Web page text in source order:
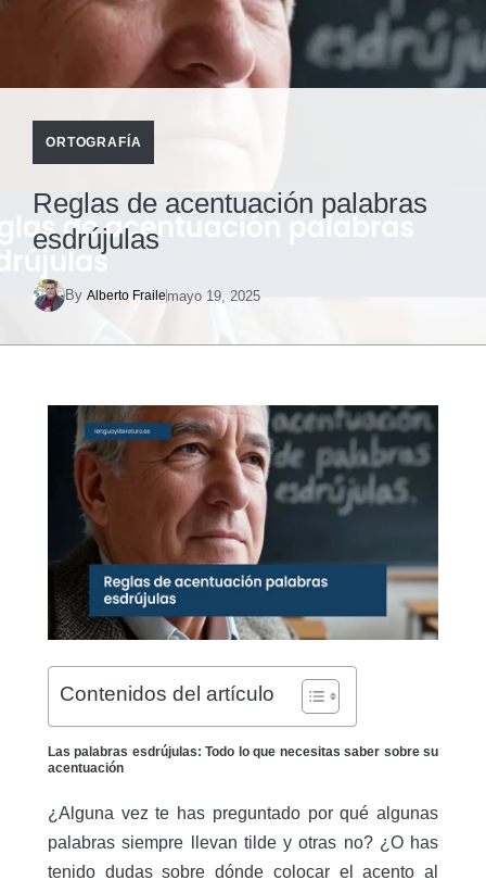
ORTOGRAFÍA
Reglas de acentuación palabras
esdrújulas
By Alberto Frailemayo 19, 2025
Contenidos del artículo
Las palabras esdrújulas: Todo lo que necesitas saber sobre su
acentuación
¿Alguna vez te has preguntado por qué algunas
palabras siempre llevan tilde y otras no? ¿O has
tenido dudas sobre dónde colocar el acento al